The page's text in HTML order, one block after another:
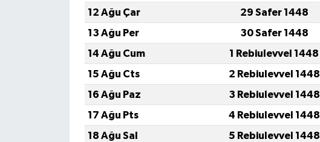
12 Ağu Çar
29 Safer 1448
13 Ağu Per
30 Safer 1448
14 Ağu Cum
1 Rebiulevvel 1448
15 Ağu Cts
2 Rebiulevvel 1448
16 Ağu Paz
3 Rebiulevvel 1448
17 Ağu Pts
4 Rebiulevvel 1448
18 Ağu Sal
5 Rebiulevvel 1448
Rüya Tabirleri